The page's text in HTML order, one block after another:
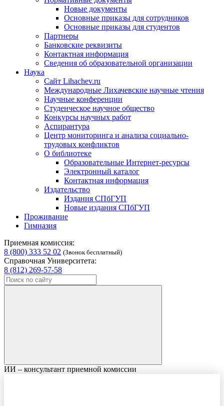
Новые документы
Основные приказы для сотрудников
Основные приказы для студентов
Партнеры
Банковские реквизиты
Контактная информация
Сведения об образовательной организации
Наука
Сайт Lihachev.ru
Международные Лихачевские научные чтения
Научные конференции
Студенческое научное общество
Конкурсы научных работ
Аспирантура
Центр мониторинга и анализа социально-
трудовых конфликтов
О библиотеке
Образовательные Интернет-ресурсы
Электронный каталог
Контактная информация
Издательство
Издания СПбГУП
Новые издания СПбГУП
Проживание
Гимназия
Приемная комиссия:
8 (800) 333 52 02 (Звонок бесплатный)
Справочная Университета:
8 (812) 269-57-58
ИИ – консультант приемной комиссии